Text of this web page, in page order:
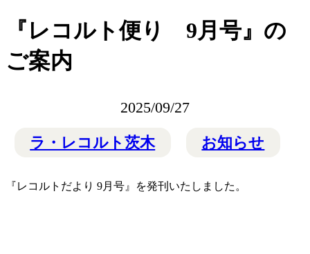
『レコルト便り 9月号』の
ご案内
2025/09/27
ラ・レコルト茨木 お知らせ
『レコルトだより 9月号』を発刊いたしました。